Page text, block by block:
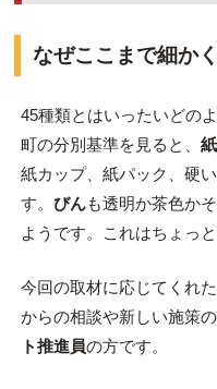
なぜここまで細か
45種類とはいったいどの
町の分別基準を見ると、
紙カップ、紙パック、硬
す。 びんも透明か茶色か
ようです。これはちょっ
今回の取材に応じてくれ
からの相談や新しい施策
ト推進員の方です。